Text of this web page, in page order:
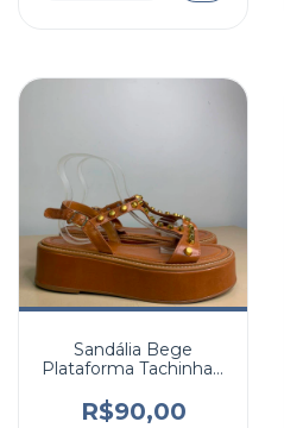
Sandália Bege
Plataforma Tachinhas,
R$90,00